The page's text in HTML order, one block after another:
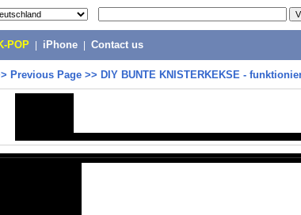
POP iPhone Contact us
Previous Page >> DIY BUNTE KNISTERKEKSE -